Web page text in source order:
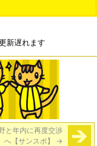
新遅れます
と年内に再度交渉
へ【サンスポ】 →